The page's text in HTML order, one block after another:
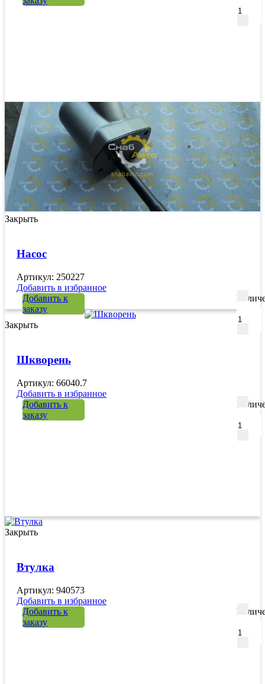
Закрыть
Насос
Артикул: 250227
Добавить в избранное
Добавить к
заказу
Закрыть
Шкворень
Артикул: 66040.7
Добавить в избранное
Добавить к
заказу
Закрыть
Втулка
Артикул: 940573
Добавить в избранное
Добавить к
заказу